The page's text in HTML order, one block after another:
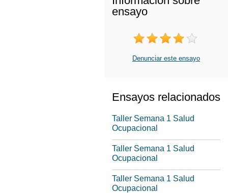
ensayo
Denunciar este ensayo
Ensayos relacionados
Taller Semana 1 Salud
Ocupacional
Taller Semana 1 Salud
Ocupacional
Taller Semana 1 Salud
Ocupacional